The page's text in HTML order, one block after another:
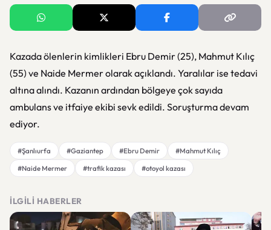
Kazada ölenlerin kimlikleri Ebru Demir (25), Mahmut Kılıç
(55) ve Naide Mermer olarak açıklandı. Yaralılar ise tedavi
altına alındı. Kazanın ardından bölgeye çok sayıda
ambulans ve itfaiye ekibi sevk edildi. Soruşturma devam
ediyor.
#Şanlıurfa #Gaziantep #Ebru Demir
#Mahmut Kılıç
#Naide Mermer
#trafik kazası #otoyol kazası
İLGILI HABERLER